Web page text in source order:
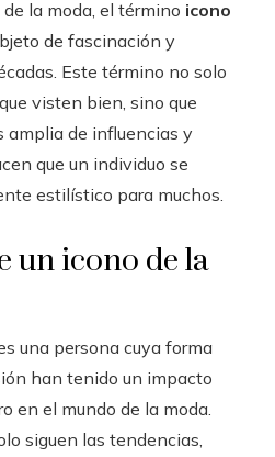
la moda, el término icono
de fascinación y
Este término no solo
visten bien, sino que
amplia de influencias y
que un individuo se
estilístico para muchos.
un icono de la
una persona cuya forma
han tenido un impacto
en el mundo de la moda.
siguen las tendencias,